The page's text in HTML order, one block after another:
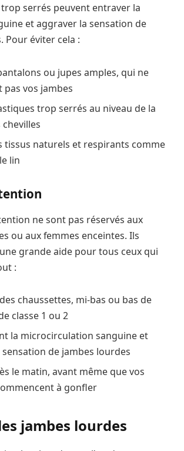
serrés peuvent entraver la
et aggraver la sensation de
Pour éviter cela :
ou jupes amples, qui ne
vos jambes
trop serrés au niveau de la
tissus naturels et respirants comme
lin
ne sont pas réservés aux
ou aux femmes enceintes. Ils
grande aide pour tous ceux qui
:
chaussettes, mi-bas ou bas de
classe 1 ou 2
la microcirculation sanguine et
de jambes lourdes
le matin, avant même que vos
à gonfler
jambes lourdes